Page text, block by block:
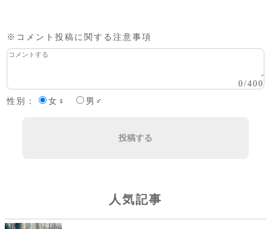
※コメント投稿に関する注意事項
0/400
性別：
女♀ 男♂
投稿する
人気記事